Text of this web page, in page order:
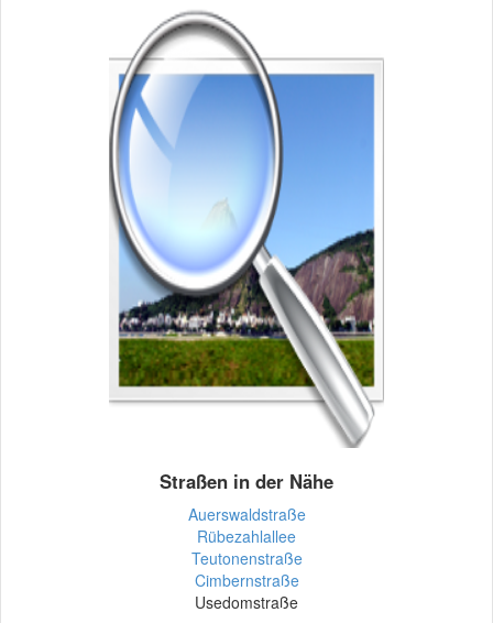
Straßen in der Nähe
Auerswaldstraße
Rübezahlallee
Teutonenstraße
Cimbernstraße
Usedomstraße